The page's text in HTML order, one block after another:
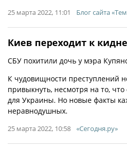
25 марта 2022, 11:01 Блог сайта
Киев переходит к
СБУ похитили дочь у мэра
К чудовищности преступлений
привыкнуть, несмотря на то,
для Украины. Но новые факты
неравнодушных.
25 марта 2022, 10:58 «Сегодня.ру»